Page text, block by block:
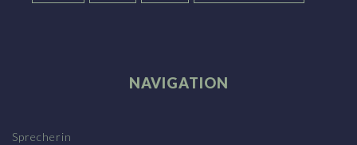
NAVIGATION
Sprecherin